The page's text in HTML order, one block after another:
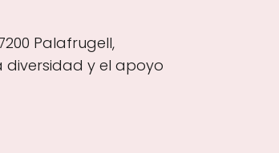
Palafrugell,
diversidad y el apoyo